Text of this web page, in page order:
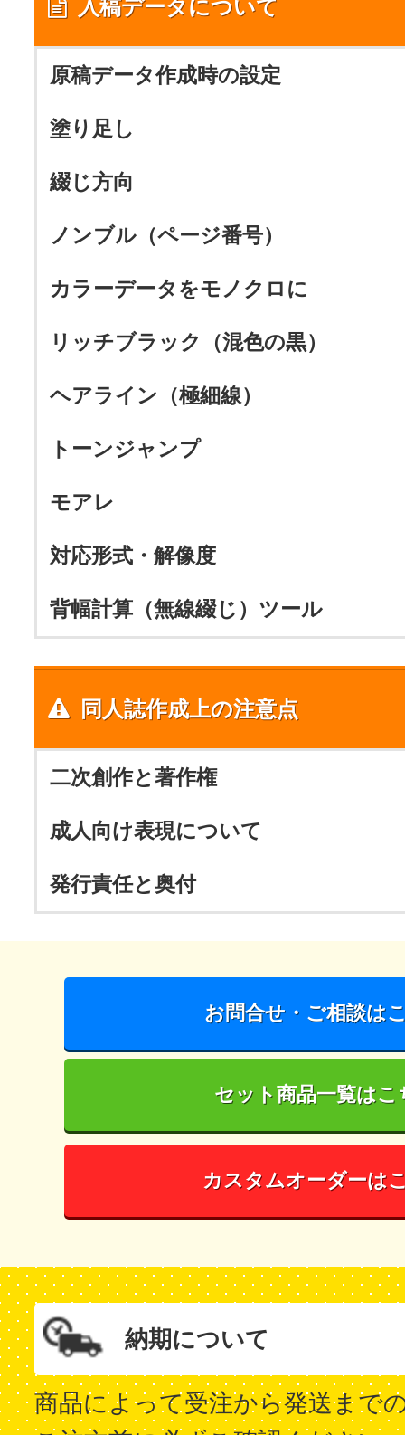
入稿データについて
原稿データ作成時の設定
塗り足し
綴じ方向
ノンブル（ページ番号）
カラーデータをモノクロに
リッチブラック（混色の黒）
ヘアライン（極細線）
トーンジャンプ
モアレ
対応形式・解像度
背幅計算（無線綴じ）ツール
同人誌作成上の注意点
二次創作と著作権
成人向け表現について
発行責任と奥付
お問合せ・ご相談は
セット商品一覧はこ
カスタムオーダーは
納期について
商品によって受注から発送まで